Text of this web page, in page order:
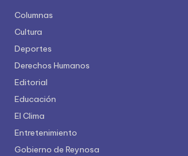
Columnas
Cultura
Deportes
Derechos Humanos
Editorial
Educación
El Clima
Entretenimiento
Gobierno de Reynosa